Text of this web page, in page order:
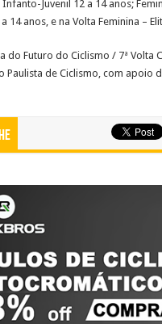
Infanto-Juvenil 12 a 14 anos;
a 14 anos, e na Volta Feminina –
do Futuro do Ciclismo / 7ª
Paulista de Ciclismo, com apoio